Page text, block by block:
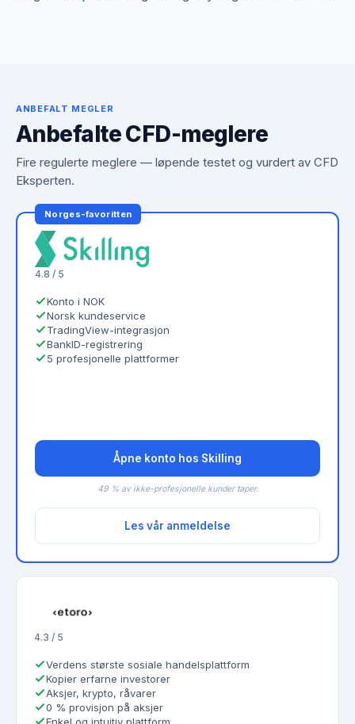
ANBEFALT MEGLER
Anbefalte CFD-meglere
Fire regulerte meglere — løpende testet og vurdert av CFD
Eksperten.
Norges-favoritten
4.8 / 5
Konto i NOK
Norsk kundeservice
TradingView-integrasjon
BankID-registrering
5 profesjonelle plattformer
Åpne konto hos Skilling
49 % av ikke-profesjonelle kunder taper.
Les vår anmeldelse
4.3 / 5
Verdens største sosiale handelsplattform
Kopier erfarne investorer
Aksjer, krypto, råvarer
0 % provisjon på aksjer